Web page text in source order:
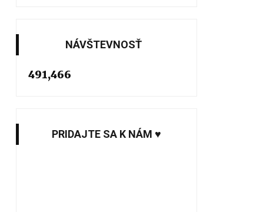
NÁVŠTEVNOSŤ
491,466
PRIDAJTE SA K NÁM ♥